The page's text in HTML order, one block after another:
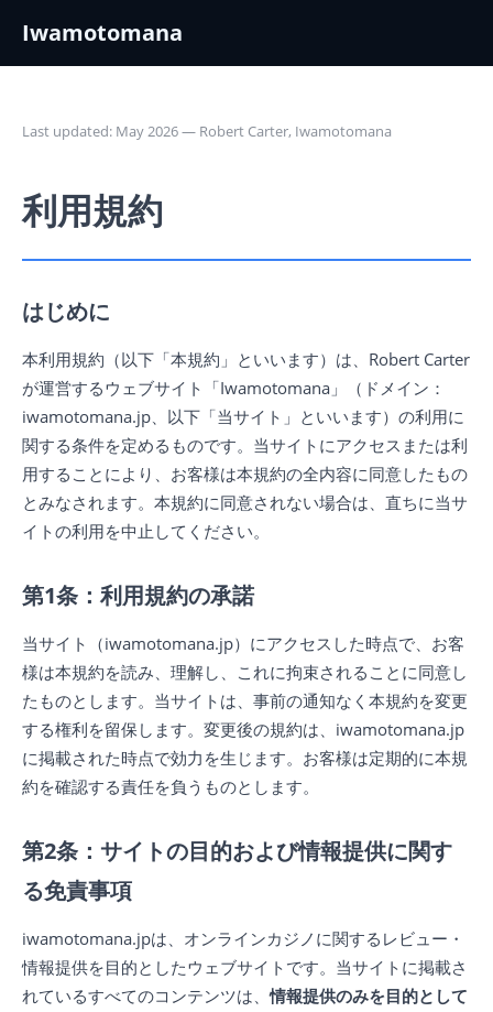
Iwamotomana
Last updated: May 2026 — Robert Carter, Iwamotomana
利用規約
はじめに
本利用規約（以下「本規約」といいます）は、Robert Carter
が運営するウェブサイト「Iwamotomana」（ドメイン：
iwamotomana.jp、以下「当サイト」といいます）の利用に
関する条件を定めるものです。当サイトにアクセスまたは利
用することにより、お客様は本規約の全内容に同意したもの
とみなされます。本規約に同意されない場合は、直ちに当サ
イトの利用を中止してください。
第1条：利用規約の承諾
当サイト（iwamotomana.jp）にアクセスした時点で、お客
様は本規約を読み、理解し、これに拘束されることに同意し
たものとします。当サイトは、事前の通知なく本規約を変更
する権利を留保します。変更後の規約は、iwamotomana.jp
に掲載された時点で効力を生じます。お客様は定期的に本規
約を確認する責任を負うものとします。
第2条：サイトの目的および情報提供に関す
る免責事項
iwamotomana.jpは、オンラインカジノに関するレビュー・
情報提供を目的としたウェブサイトです。当サイトに掲載さ
れているすべてのコンテンツは、情報提供のみを目的として